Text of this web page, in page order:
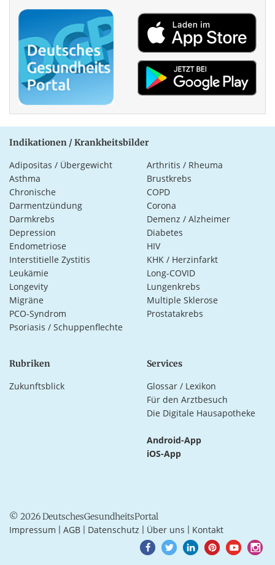
Indikationen / Krankheitsbilder
Adipositas / Übergewicht
Arthritis / Rheuma
Asthma
Brustkrebs
Chronische
Darmentzündung
COPD
Corona
Darmkrebs
Demenz / Alzheimer
Depression
Diabetes
Endometriose
HIV
Interstitielle Zystitis
KHK / Herzinfarkt
Leukämie
Long-COVID
Longevity
Lungenkrebs
Migräne
Multiple Sklerose
PCO-Syndrom
Prostatakrebs
Psoriasis / Schuppenflechte
Rubriken
Zukunftsblick
Services
Glossar / Lexikon
Für den Arztbesuch
Die Digitale Hausapotheke
Android-App
iOS-App
© 2026 DeutschesGesundheitsPortal
Impressum AGB Datenschutz Über uns Kontakt